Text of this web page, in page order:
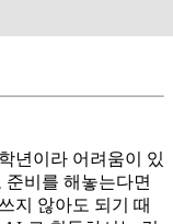
년이라 어려움이 있
비를 해놓는다면
지 않아도 되기 때